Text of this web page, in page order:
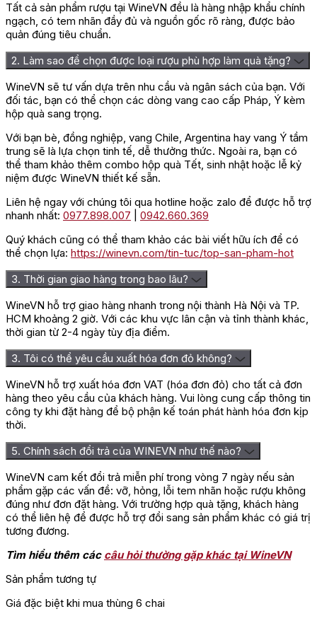
Đánh giá
Chưa có đánh giá nào.
Hãy là người đầu tiên nhận xét “Rượu Vang Tây Ban Nha Macan
Clasico Rioja”
Tất cả sản phẩm rượu tại WineVN đều là hàng nhập khẩu chính
ngạch, có tem nhãn đầy đủ và nguồn gốc rõ ràng, được bảo
quản đúng tiêu chuẩn.
2. Làm sao để chọn được loại rượu phù hợp làm quà tặng?
WineVN sẽ tư vấn dựa trên nhu cầu và ngân sách của bạn. Với
đối tác, bạn có thể chọn các dòng vang cao cấp Pháp, Ý kèm
hộp quà sang trọng.
Với bạn bè, đồng nghiệp, vang Chile, Argentina hay vang Ý tầm
trung sẽ là lựa chọn tinh tế, dễ thưởng thức. Ngoài ra, bạn có
thể tham khảo thêm combo hộp quà Tết, sinh nhật hoặc lễ kỷ
niệm được WineVN thiết kế sẵn.
Liên hệ ngay với chúng tôi qua hotline hoặc zalo để được hỗ trợ
nhanh nhất: 0977.898.007
0942.660.369
Quý khách cũng có thể tham khảo các bài viết hữu ích để có
thể chọn lựa: https://winevn.com/tin-tuc/top-san-pham-hot
3. Thời gian giao hàng trong bao lâu?
WineVN hỗ trợ giao hàng nhanh trong nội thành Hà Nội và TP.
HCM khoảng 2 giờ. Với các khu vực lân cận và tỉnh thành khác,
thời gian từ 2-4 ngày tùy địa điểm.
3. Tôi có thể yêu cầu xuất hóa đơn đỏ không?
WineVN hỗ trợ xuất hóa đơn VAT (hóa đơn đỏ) cho tất cả đơn
hàng theo yêu cầu của khách hàng. Vui lòng cung cấp thông tin
công ty khi đặt hàng để bộ phận kế toán phát hành hóa đơn kịp
thời.
5. Chính sách đổi trả của WINEVN như thế nào?
WineVN cam kết đổi trả miễn phí trong vòng 7 ngày nếu sản
phẩm gặp các vấn đề: vỡ, hỏng, lỗi tem nhãn hoặc rượu không
đúng như đơn đặt hàng. Với trường hợp quà tặng, khách hàng
có thể liên hệ để được hỗ trợ đổi sang sản phẩm khác có giá trị
tương đương.
Tìm hiểu thêm các câu hỏi thường gặp khác tại WineVN
Sản phẩm tương tự
Giá đặc biệt khi mua thùng 6 chai